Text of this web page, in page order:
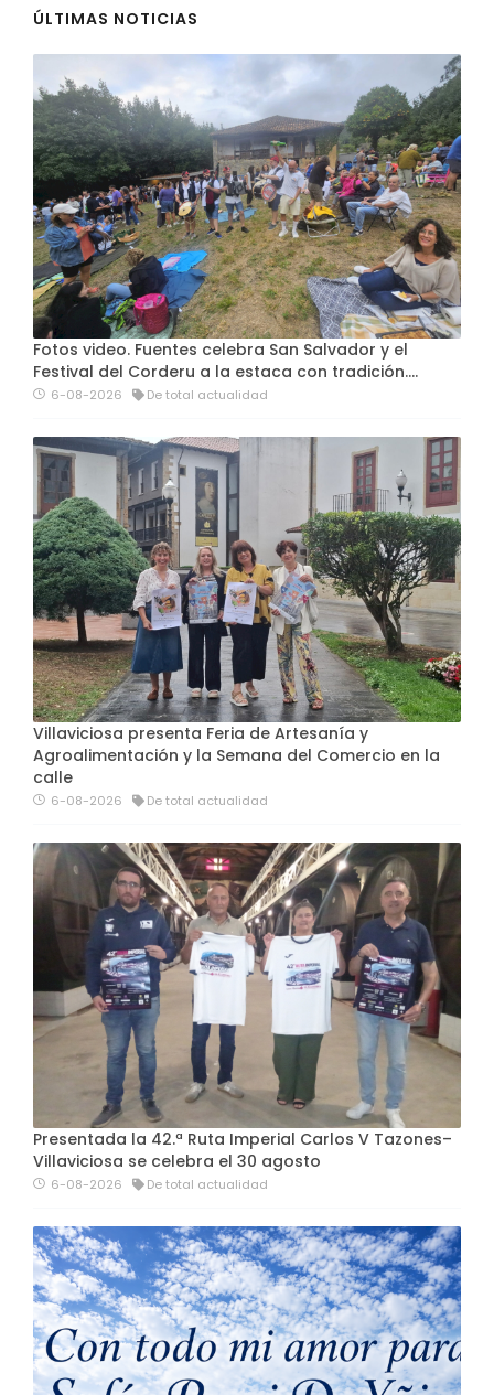
ÚLTIMAS NOTICIAS
Fotos video. Fuentes celebra San Salvador y el
Festival del Corderu a la estaca con tradición....
6-08-2026 De total actualidad
Villaviciosa presenta Feria de Artesanía y
Agroalimentación y la Semana del Comercio en la
calle
6-08-2026 De total actualidad
Presentada la 42.ª Ruta Imperial Carlos V Tazones–
Villaviciosa se celebra el 30 agosto
6-08-2026 De total actualidad